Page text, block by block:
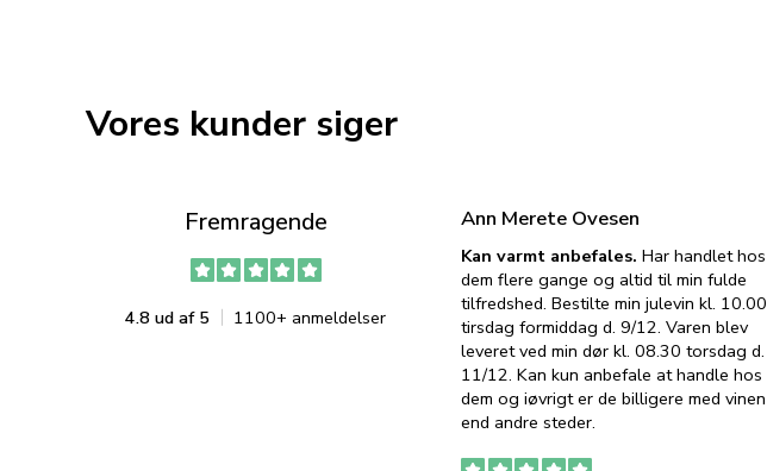
Vores kunder siger
Fremragende
4.8 ud af 5 1100+ anmeldelser
Ann Merete Ovesen
Kan varmt anbefales. Har handlet hos
dem flere gange og altid til min fulde
tilfredshed. Bestilte min julevin kl. 10.00
tirsdag formiddag d. 9/12. Varen blev
leveret ved min dør kl. 08.30 torsdag d.
11/12. Kan kun anbefale at handle hos
dem og iøvrigt er de billigere med vinen
end andre steder.